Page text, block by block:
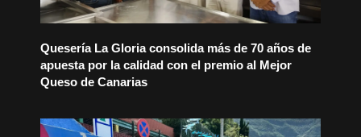
Quesería La Gloria consolida más de 70 años de
apuesta por la calidad con el premio al Mejor
Queso de Canarias